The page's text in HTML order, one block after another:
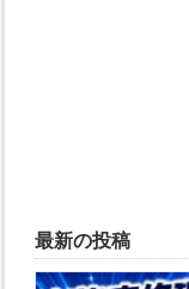
最新の投稿